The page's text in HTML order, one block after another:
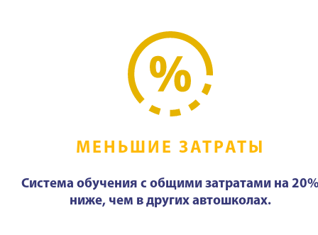
МЕНЬШИЕ ЗАТРАТЫ
Система обучения с общими затратами на
ниже, чем в других автошколах.